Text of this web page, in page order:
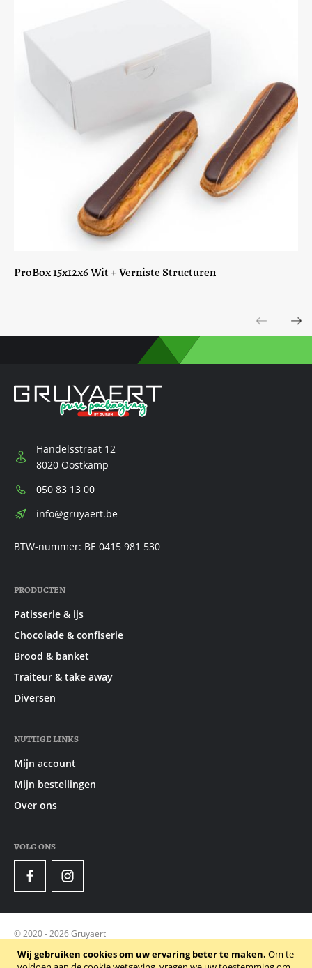
Wij gebruiken cookies om uw ervaring beter te maken. Om te
ProBox 15x12x6 Wit + Verniste Structuren
Handelsstraat 12
8020 Oostkamp
Telefoon:
050 83 13 00
E-
info@gruyaert.be
BTW-nummer: BE 0415 981 530
PRODUCTEN
Patisserie & ijs
Chocolade & confiserie
Brood & banket
Traiteur & take away
Diversen
NUTTIGE LINKS
Mijn account
Mijn bestellingen
Over ons
VOLG ONS
FacebookInstagram
© 2020 - 2026 Gruyaert
Privacy Policy